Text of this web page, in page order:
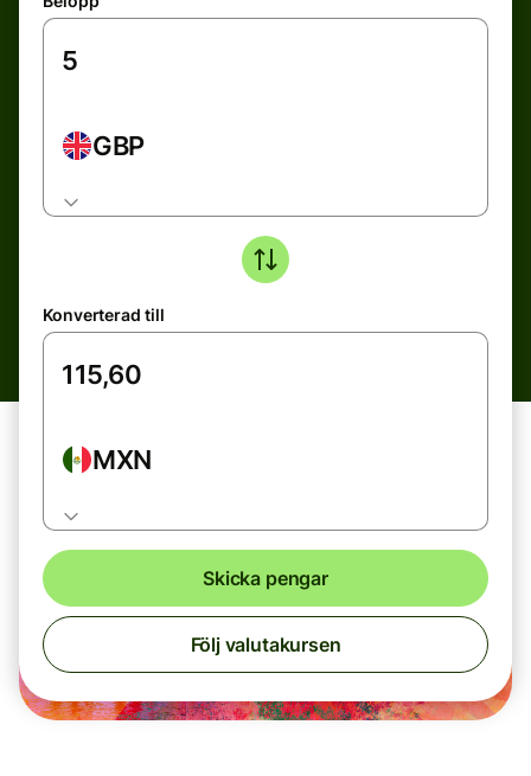
GBP
Konverterad till
MXN
Skicka pengar
Följ valutakursen